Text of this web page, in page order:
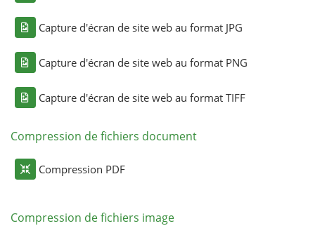
Capture d'écran de site web au format JPG
Capture d'écran de site web au format PNG
Capture d'écran de site web au format TIFF
Compression de fichiers document
Compression PDF
Compression de fichiers image